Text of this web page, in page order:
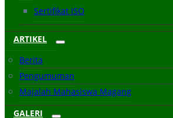
Sertifikat ISO
ARTIKEL
Berita
Pengumuman
Majalah Mahasiswa Magang
GALERI